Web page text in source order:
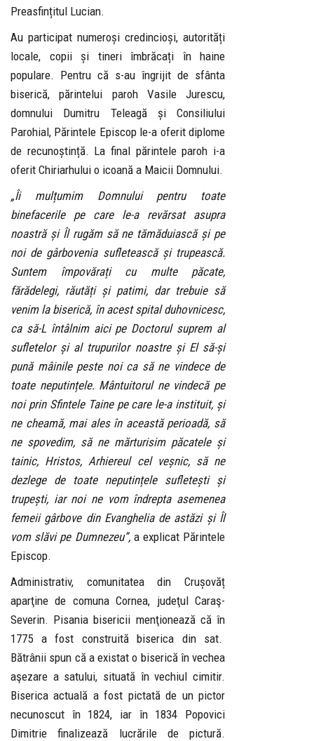
Preasfințitul Lucian.
Au participat numeroși credincioși, autorități
locale, copii și tineri îmbrăcați în haine
populare. Pentru că s-au îngrijit de sfânta
biserică, părintelui paroh Vasile Jurescu,
domnului Dumitru Teleagă și Consiliului
Parohial, Părintele Episcop le-a oferit diplome
de recunoștință. La final părintele paroh i-a
oferit Chiriarhului o icoană a Maicii Domnului.
„Îi mulțumim Domnului pentru toate
binefacerile pe care le-a revărsat asupra
noastră și Îl rugăm să ne tămăduiască și pe
noi de gârbovenia sufletească și trupească.
Suntem împovărați cu multe păcate,
fărădelegi, răutăți și patimi, dar trebuie să
venim la biserică, în acest spital duhovnicesc,
ca să-L întâlnim aici pe Doctorul suprem al
sufletelor și al trupurilor noastre și El să-și
pună mâinile peste noi ca să ne vindece de
toate neputințele. Mântuitorul ne vindecă pe
noi prin Sfintele Taine pe care le-a instituit, și
ne cheamă, mai ales în această perioadă, să
ne spovedim, să ne mărturisim păcatele și
tainic, Hristos, Arhiereul cel veșnic, să ne
dezlege de toate neputințele sufletești și
trupești, iar noi ne vom îndrepta asemenea
femeii gârbove din Evanghelia de astăzi și Îl
vom slăvi pe Dumnezeu”,a explicat Părintele
Episcop.
Administrativ, comunitatea din Crușovăț
aparţine de comuna Cornea, judeţul Caraş-
Severin. Pisania bisericii menţionează că în
1775 a fost construită biserica din sat.
Bătrânii spun că a existat o biserică în vechea
aşezare a satului, situată în vechiul cimitir.
Biserica actuală a fost pictată de un pictor
necunoscut în 1824, iar în 1834 Popovici
Dimitrie finalizează lucrările de pictură.